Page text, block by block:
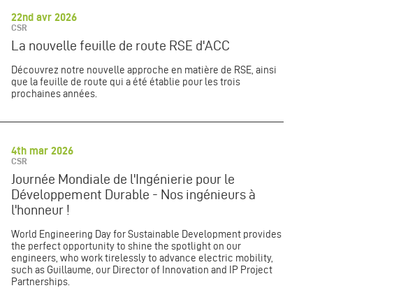
22nd avr 2026
CSR
La nouvelle feuille de route RSE d'ACC
Découvrez notre nouvelle approche en matière de RSE, ainsi
que la feuille de route qui a été établie pour les trois
prochaines années.
4th mar 2026
CSR
Journée Mondiale de l'Ingénierie pour le
Développement Durable - Nos ingénieurs à
l'honneur !
World Engineering Day for Sustainable Development provides
the perfect opportunity to shine the spotlight on our
engineers, who work tirelessly to advance electric mobility,
such as Guillaume, our Director of Innovation and IP Project
Partnerships.